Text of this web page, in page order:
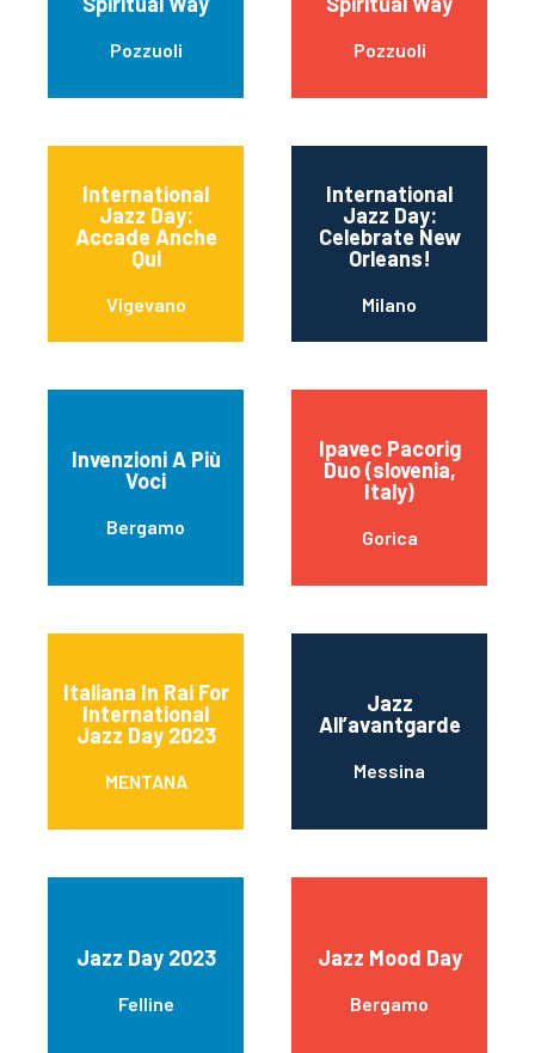
Pozzuoli Pozzuoli
International
Jazz Day:
Accade Anche
Qui
Vigevano
International
Jazz Day:
Celebrate New
Orleans!
Milano
Invenzioni A Più
Voci
Bergamo
Ipavec Pacorig
Duo (slovenia,
Italy)
Gorica
Italiana In Rai For
International
Jazz Day 2023
MENTANA
Jazz
All’avantgarde
Messina
Jazz Day 2023
Felline
Jazz Mood Day
Bergamo